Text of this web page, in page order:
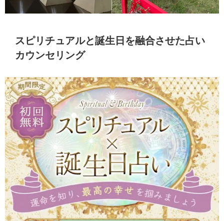
スピリチュアルと誕生日を融合させた占い
カウンセリング